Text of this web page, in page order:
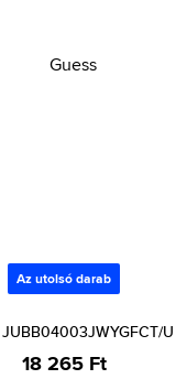
Az utolsó darab
U
18 265 Ft